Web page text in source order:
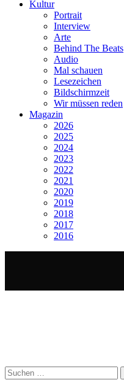
Kultur
Portrait
Interview
Arte
Behind The Beats
Audio
Mal schauen
Lesezeichen
Bildschirmzeit
Wir müssen reden
Magazin
2026
2025
2024
2023
2022
2021
2020
2019
2018
2017
2016
Suchen
nach: